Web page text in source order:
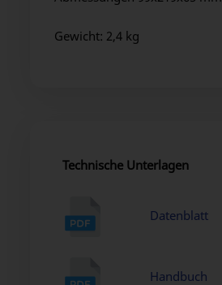
Gewicht: 2,4 kg
Technische Unterlagen
Datenblatt
Handbuch